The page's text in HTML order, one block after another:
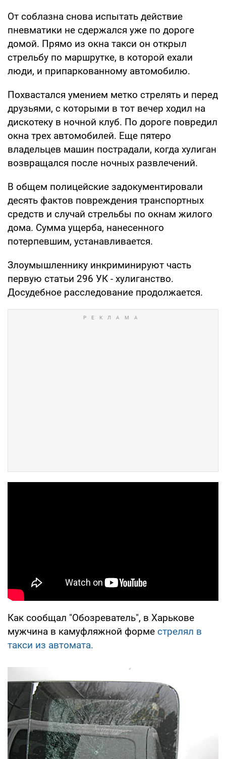
От соблазна снова испытать действие
пневматики не сдержался уже по дороге
домой. Прямо из окна такси он открыл
стрельбу по маршрутке, в которой ехали
люди, и припаркованному автомобилю.
Похвастался умением метко стрелять и перед
друзьями, с которыми в тот вечер ходил на
дискотеку в ночной клуб. По дороге повредил
окна трех автомобилей. Еще пятеро
владельцев машин пострадали, когда хулиган
возвращался после ночных развлечений.
В общем полицейские задокументировали
десять фактов повреждения транспортных
средств и случай стрельбы по окнам жилого
дома. Сумма ущерба, нанесенного
потерпевшим, устанавливается.
Злоумышленнику инкриминируют часть
первую статьи 296 УК - хулиганство.
Досудебное расследование продолжается.
Как сообщал "Обозреватель", в Харькове
мужчина в камуфляжной форме стрелял в
такси из автомата.